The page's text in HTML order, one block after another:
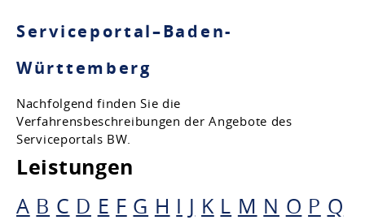
Serviceportal–Baden-
Württemberg
Nachfolgend finden Sie die
Verfahrensbeschreibungen der Angebote des
Serviceportals BW.
Leistungen
A B C D E F G H I J K L M N O P Q